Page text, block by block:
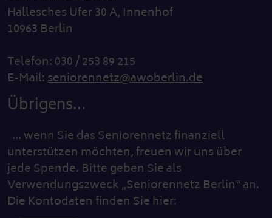
Hallesches Ufer 30 A, Innenhof
10963 Berlin
Telefon: 030 / 253 89 215
E-Mail:seniorennetz@awoberlin.de
Übrigens...
… wenn Sie das Seniorennetz finanziell
unterstützen möchten, freuen wir uns über
jede Spende. Bitte geben Sie als
Verwendungszweck „Seniorennetz Berlin“ an.
Die Kontodaten finden Sie hier: